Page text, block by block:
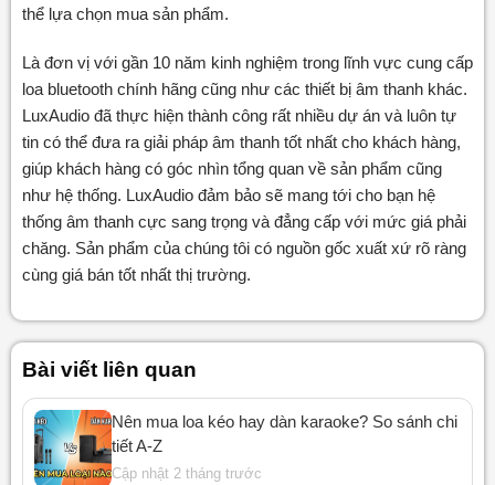
thể lựa chọn mua sản phẩm.
Là đơn vị với gần 10 năm kinh nghiệm trong lĩnh vực cung cấp
loa bluetooth chính hãng cũng như các thiết bị âm thanh khác.
LuxAudio đã thực hiện thành công rất nhiều dự án và luôn tự
tin có thể đưa ra giải pháp âm thanh tốt nhất cho khách hàng,
giúp khách hàng có góc nhìn tổng quan về sản phẩm cũng
như hệ thống. LuxAudio đảm bảo sẽ mang tới cho bạn hệ
thống âm thanh cực sang trọng và đẳng cấp với mức giá phải
chăng. Sản phẩm của chúng tôi có nguồn gốc xuất xứ rõ ràng
cùng giá bán tốt nhất thị trường.
Bài viết liên quan
Nên mua loa kéo hay dàn karaoke? So sánh chi
tiết A-Z
Cập nhật 2 tháng trước